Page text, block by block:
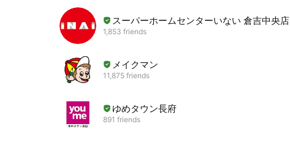
スーパーホームセンターいない 倉吉中央店
1,853 friends
メイクマン
11,875 friends
ゆめタウン長府
891 friends